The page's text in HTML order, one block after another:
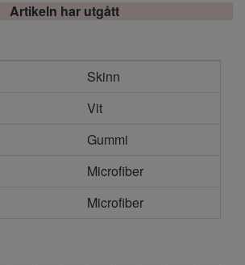
Artikeln har utgått
Skinn
Vit
Gummi
Microfiber
Microfiber